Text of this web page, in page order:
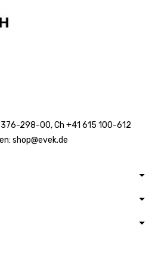
298-00, Ch +41 615 100-612
shop@evek.de